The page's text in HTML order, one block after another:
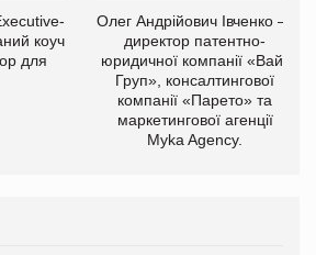
коуч
для
Олег Андрійович Івченко —
директор патентно-
юридичної компанії «Вайз
Груп», консалтингової
компанії «Парето» та
маркетингової агенції
Myka Agency.